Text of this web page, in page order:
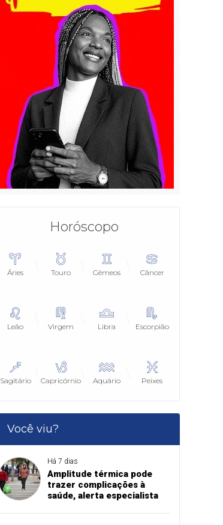
Horóscopo
Áries Touro Gêmeos Câncer
Leão Virgem Libra Escorpião
Sagitário Capricórnio Aquário Peixes
Você viu?
Há 7 dias
Amplitude térmica pode
trazer complicações à
saúde, alerta especialista